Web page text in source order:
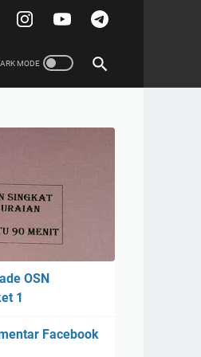
OSN
1
Facebook